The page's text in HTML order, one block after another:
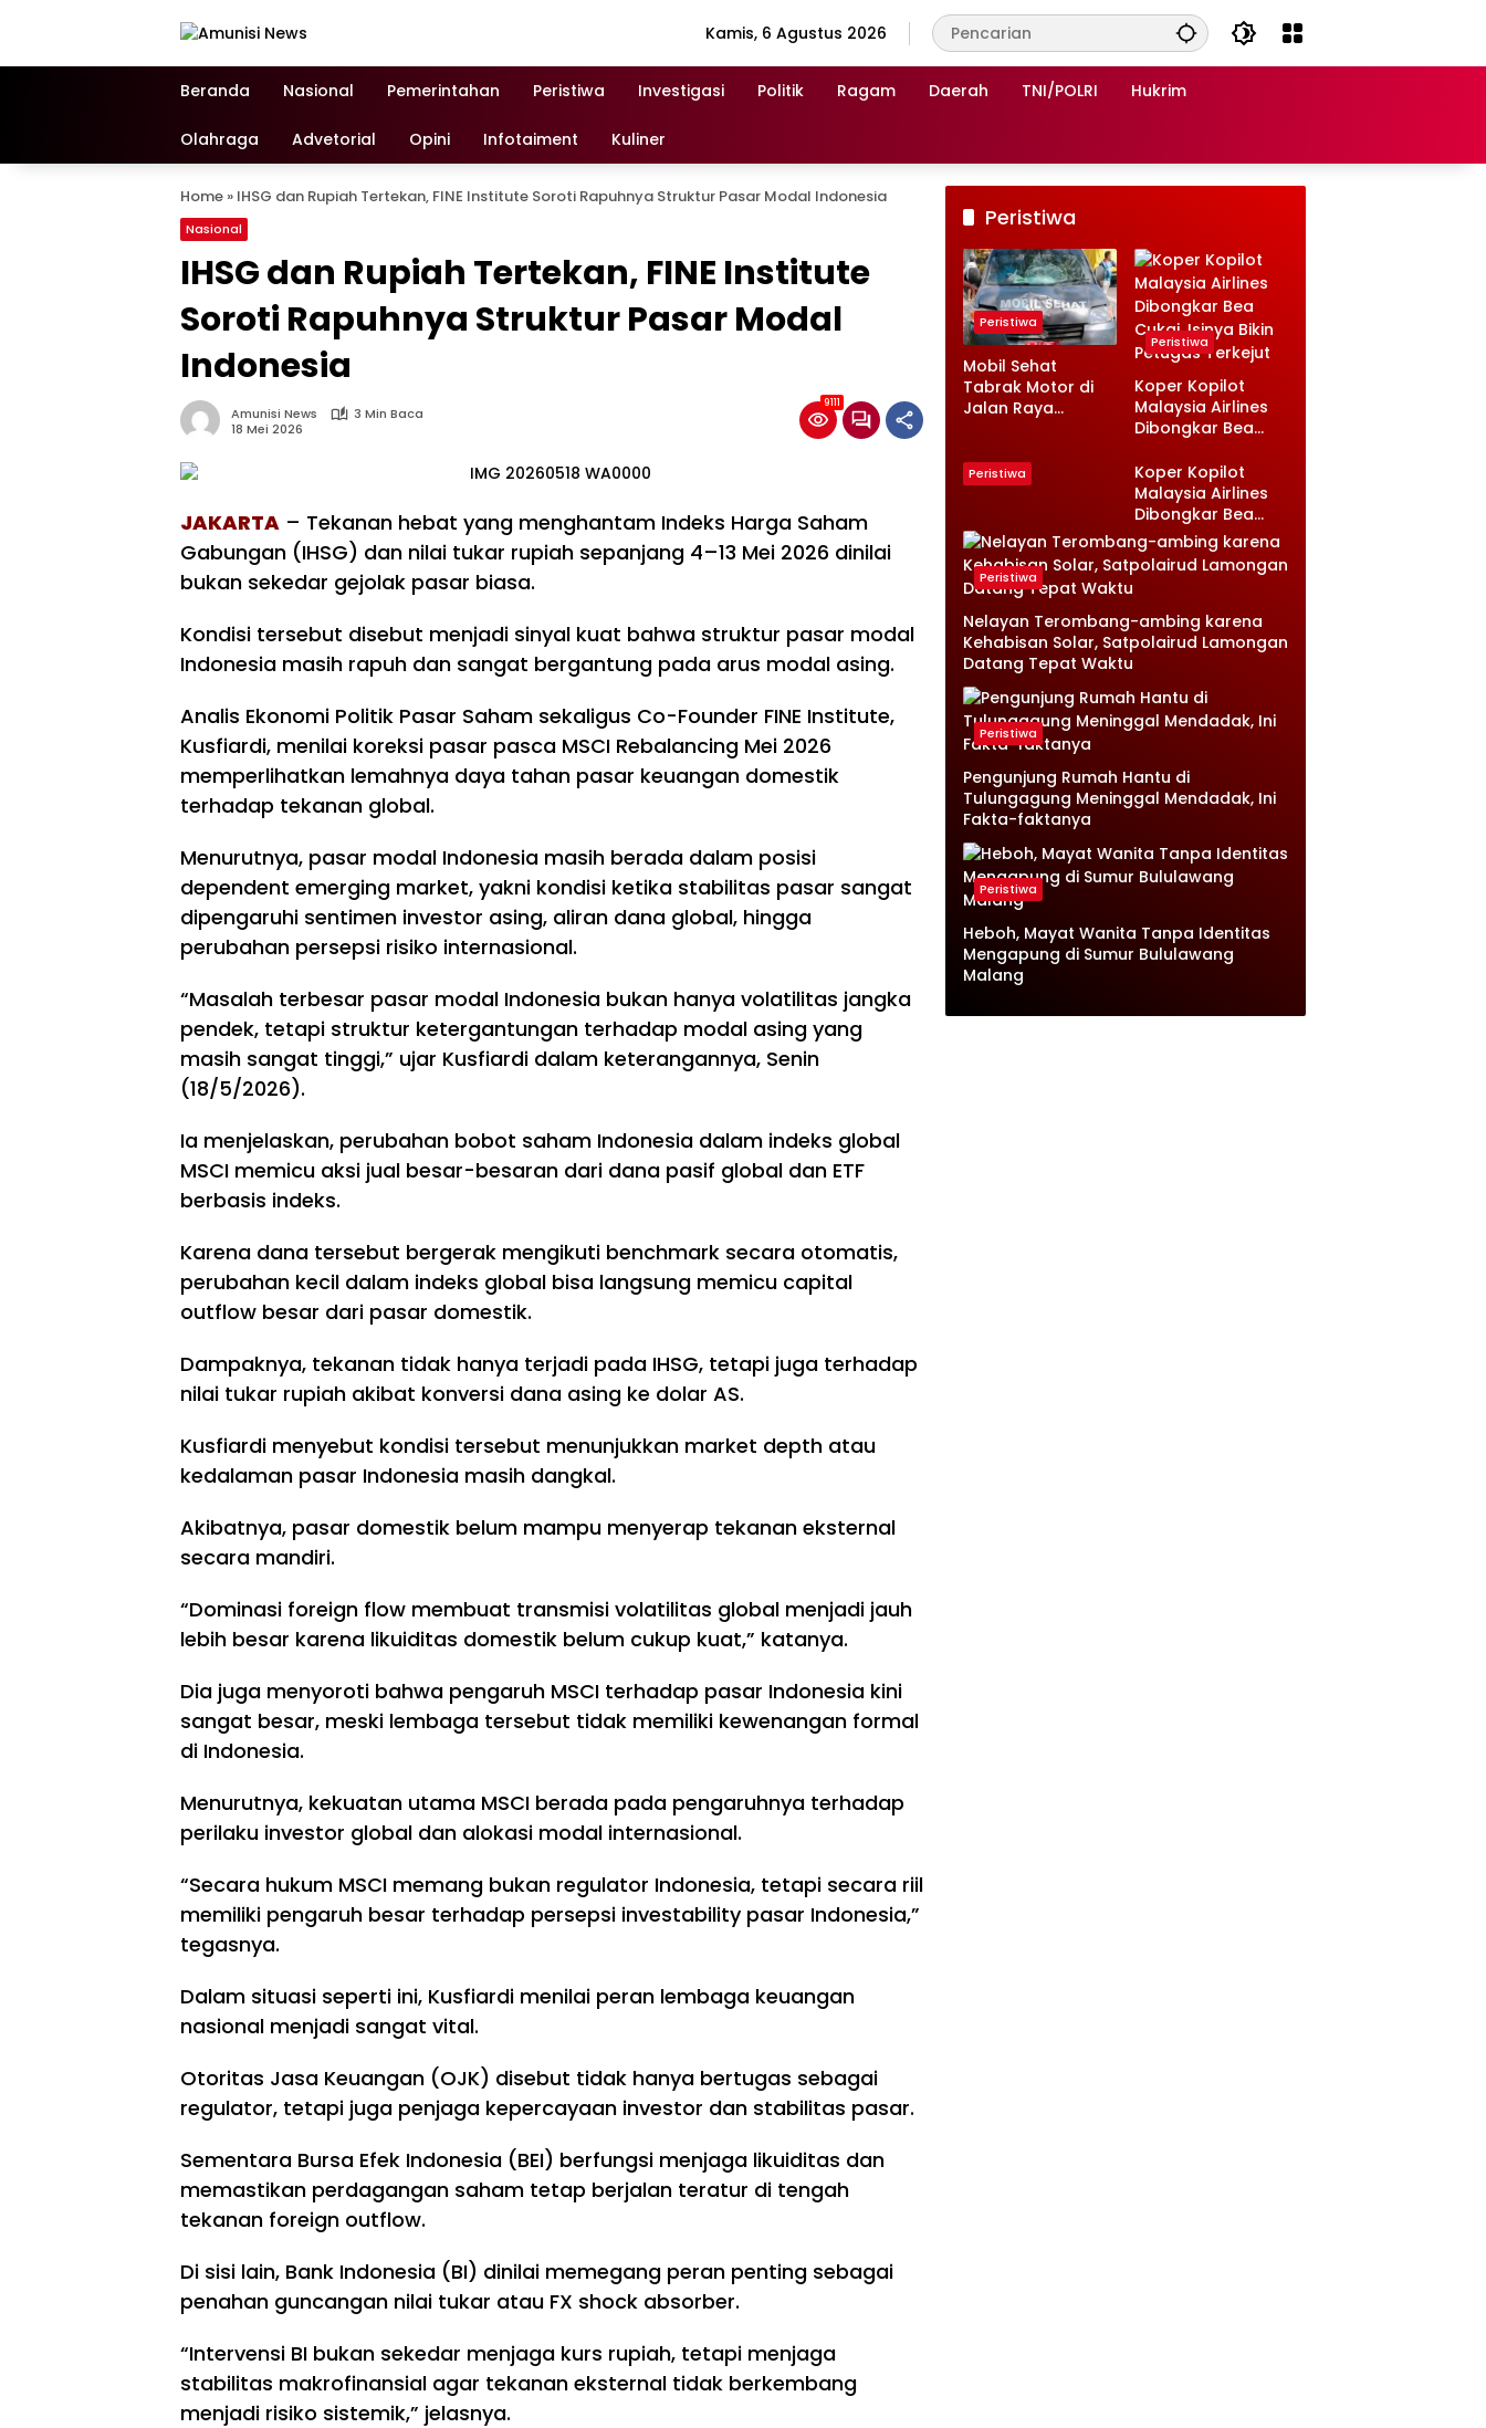
Kamis, 6 Agustus 2026
Beranda Nasional Pemerintahan Peristiwa Investigasi Politik Ragam Daerah TNI/POLRI Hukrim
Olahraga Advetorial Opini Infotaiment Kuliner
Home » IHSG dan Rupiah Tertekan, FINE Institute Soroti Rapuhnya Struktur Pasar Modal Indonesia
Nasional
IHSG dan Rupiah Tertekan, FINE Institute
Soroti Rapuhnya Struktur Pasar Modal
Indonesia
Amunisi News
3 Min Baca
18 Mei 2026
9111
JAKARTA – Tekanan hebat yang menghantam Indeks Harga Saham
Gabungan (IHSG) dan nilai tukar rupiah sepanjang 4–13 Mei 2026 dinilai
bukan sekedar gejolak pasar biasa.
Kondisi tersebut disebut menjadi sinyal kuat bahwa struktur pasar modal
Indonesia masih rapuh dan sangat bergantung pada arus modal asing.
Analis Ekonomi Politik Pasar Saham sekaligus Co-Founder FINE Institute,
Kusfiardi, menilai koreksi pasar pasca MSCI Rebalancing Mei 2026
memperlihatkan lemahnya daya tahan pasar keuangan domestik
terhadap tekanan global.
Menurutnya, pasar modal Indonesia masih berada dalam posisi
dependent emerging market, yakni kondisi ketika stabilitas pasar sangat
dipengaruhi sentimen investor asing, aliran dana global, hingga
perubahan persepsi risiko internasional.
“Masalah terbesar pasar modal Indonesia bukan hanya volatilitas jangka
pendek, tetapi struktur ketergantungan terhadap modal asing yang
masih sangat tinggi,” ujar Kusfiardi dalam keterangannya, Senin
(18/5/2026).
Ia menjelaskan, perubahan bobot saham Indonesia dalam indeks global
MSCI memicu aksi jual besar-besaran dari dana pasif global dan ETF
berbasis indeks.
Karena dana tersebut bergerak mengikuti benchmark secara otomatis,
perubahan kecil dalam indeks global bisa langsung memicu capital
outflow besar dari pasar domestik.
Dampaknya, tekanan tidak hanya terjadi pada IHSG, tetapi juga terhadap
nilai tukar rupiah akibat konversi dana asing ke dolar AS.
Kusfiardi menyebut kondisi tersebut menunjukkan market depth atau
kedalaman pasar Indonesia masih dangkal.
Akibatnya, pasar domestik belum mampu menyerap tekanan eksternal
secara mandiri.
“Dominasi foreign flow membuat transmisi volatilitas global menjadi jauh
lebih besar karena likuiditas domestik belum cukup kuat,” katanya.
Dia juga menyoroti bahwa pengaruh MSCI terhadap pasar Indonesia kini
sangat besar, meski lembaga tersebut tidak memiliki kewenangan formal
di Indonesia.
Menurutnya, kekuatan utama MSCI berada pada pengaruhnya terhadap
perilaku investor global dan alokasi modal internasional.
“Secara hukum MSCI memang bukan regulator Indonesia, tetapi secara riil
memiliki pengaruh besar terhadap persepsi investability pasar Indonesia,”
tegasnya.
Dalam situasi seperti ini, Kusfiardi menilai peran lembaga keuangan
nasional menjadi sangat vital.
Otoritas Jasa Keuangan (OJK) disebut tidak hanya bertugas sebagai
regulator, tetapi juga penjaga kepercayaan investor dan stabilitas pasar.
Sementara Bursa Efek Indonesia (BEI) berfungsi menjaga likuiditas dan
memastikan perdagangan saham tetap berjalan teratur di tengah
tekanan foreign outflow.
Di sisi lain, Bank Indonesia (BI) dinilai memegang peran penting sebagai
penahan guncangan nilai tukar atau FX shock absorber.
“Intervensi BI bukan sekedar menjaga kurs rupiah, tetapi menjaga
stabilitas makrofinansial agar tekanan eksternal tidak berkembang
menjadi risiko sistemik,” jelasnya.
Peristiwa
Peristiwa
Mobil Sehat
Tabrak Motor di
Jalan Raya
Kronologinya
Peristiwa
Koper Kopilot
Malaysia Airlines
Dibongkar Bea
Petugas Terkejut
Peristiwa
Koper Kopilot
Malaysia Airlines
Dibongkar Bea
Cukai, Isinya Bikin
Petugas Terkejut
Peristiwa
Nelayan Terombang-ambing karena
Kehabisan Solar, Satpolairud Lamongan
Datang Tepat Waktu
Peristiwa
Pengunjung Rumah Hantu di
Tulungagung Meninggal Mendadak, Ini
Fakta-faktanya
Peristiwa
Heboh, Mayat Wanita Tanpa Identitas
Mengapung di Sumur Bululawang
Malang